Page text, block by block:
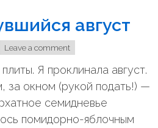
август
Leave a comment
Я проклинала август.
за окном (рукой подать!) —
семидневье
помидорно-яблочным